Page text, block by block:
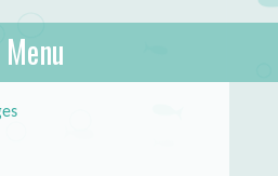
Books
lilstar.de
Menu